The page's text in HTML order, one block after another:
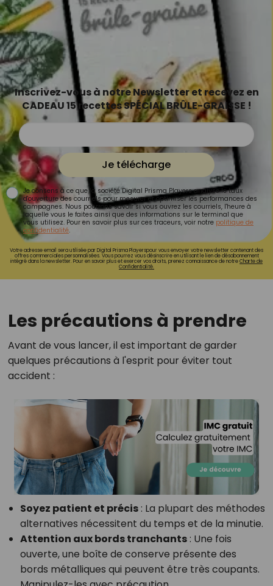
Inscrivez-vous à notre Newsletter et recevez en
CADEAU 15 recettes SPÉCIAL BRÛLE-GRAISSE !
Je télécharge
Je consens à ce que la société Digital Prisma Players analyse le taux
d'ouverture des courriels pour mesurer et optimiser les performances des
campagnes. Nous pourrons savoir si vous ouvrez les courriels, l'heure à
laquelle vous le faites ainsi que des informations sur le terminal que
vous utilisez. Pour en savoir plus sur ces traceurs, voir notre politique de
confidentialité.
Votre adresse email sera utilisée par Digital Prisma Playerspour vous envoyer votre newsletter contenant des
offres commerciales personnalisées. Vous pourrez vous désinscrire en utilisant le lien de désabonnement
intégré dans la newsletter. Pour en savoir plus et exercer vos droits, prenez connaissance de notreCharte de
Confidentialité.
Les précautions à prendre
Avant de vous lancer, il est important de garder
quelques précautions à l'esprit pour éviter tout
accident :
Soyez patient et précis: La plupart des méthodes
alternatives nécessitent du temps et de la minutie.
Attention aux bords tranchants: Une fois
ouverte, une boîte de conserve présente des
bords métalliques qui peuvent être très coupants.